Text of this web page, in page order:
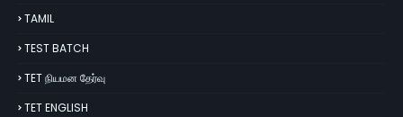
TAMIL
TEST BATCH
TET நியமன தேர்வு
TET ENGLISH